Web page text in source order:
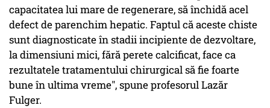
capacitatea lui mare de regenerare, să închidă acel
defect de parenchim hepatic. Faptul că aceste chiste
sunt diagnosticate în stadii incipiente de dezvoltare,
la dimensiuni mici, fără perete calcificat, face ca
rezultatele tratamentului chirurgical să fie foarte
bune în ultima vreme", spune profesorul Lazăr
Fulger.